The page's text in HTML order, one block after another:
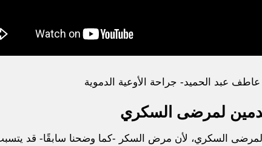
عبد الحميد- جراحة الأوعية الدموية
لمرضى السكري
لمرضى السكري، لأن مرض السكر -كما وضحنا سابقًا- قد